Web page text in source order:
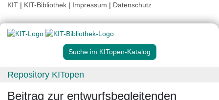
KIT | KIT-Bibliothek | Impressum | Datenschutz
Suche im KITopen-Katalog
Repository KITopen
Beitrag zur entwurfsbegleitenden